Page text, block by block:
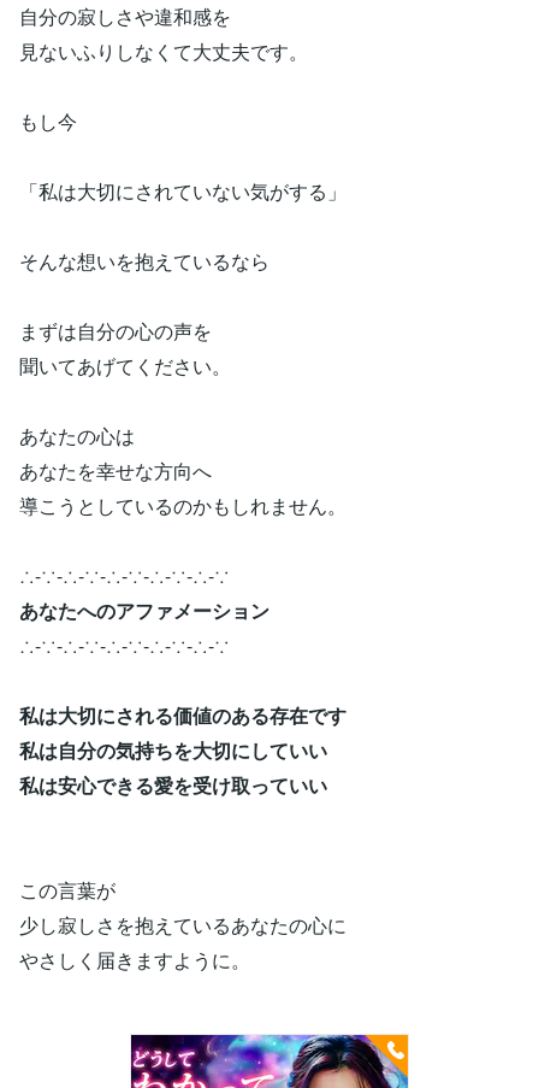
自分の寂しさや違和感を
見ないふりしなくて大丈夫です。
もし今
「私は大切にされていない気がする」
そんな想いを抱えているなら
まずは自分の心の声を
聞いてあげてください。
あなたの心は
あなたを幸せな方向へ
導こうとしているのかもしれません。
∴-∵-∴-∵-∴-∵-∴-∵-∴-∵
あなたへのアファメーション
∴-∵-∴-∵-∴-∵-∴-∵-∴-∵
私は大切にされる価値のある存在です
私は自分の気持ちを大切にしていい
私は安心できる愛を受け取っていい
この言葉が
少し寂しさを抱えているあなたの心に
やさしく届きますように。